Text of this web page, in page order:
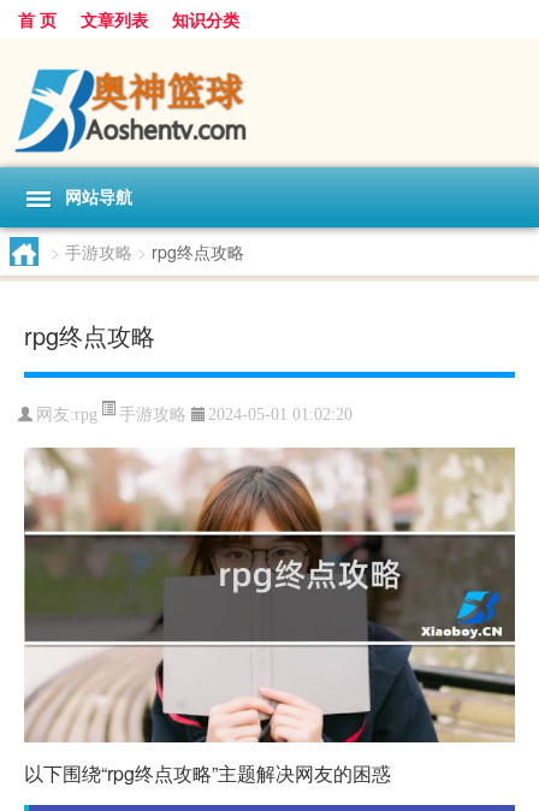
首 页 文章列表 知识分类
网站导航
> 手游攻略 > rpg终点攻略
rpg终点攻略
网友:rpg 手游攻略 2024-05-01 01:02:20
以下围绕“rpg终点攻略”主题解决网友的困惑